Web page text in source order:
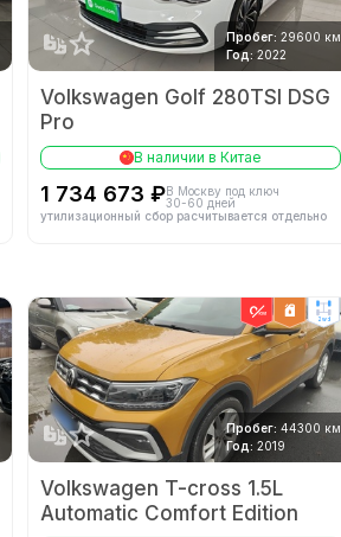
Пробег: 29600 км
Год: 2022
Volkswagen Golf 280TSI DSG
Pro
В наличии в Китае
1 734 673 ₽В Москву под ключ
30-60 дней
утилизационный сбор расчитывается отдельно
2wd
Пробег: 44300 км
Год: 2019
Volkswagen T-cross 1.5L
Automatic Comfort Edition